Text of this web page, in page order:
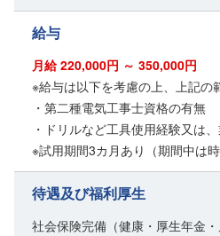
給与
月給 220,000円 ～ 350,000円
※給与は以下を考慮の上、上記の
・第二種電気工事士資格の有無
・ドリルなど工具使用経験又は
※試用期間3カ月あり（期間中は時
待遇及び福利厚生
社会保険完備（健康・厚生年金・